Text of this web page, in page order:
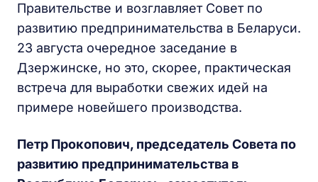
Правительстве и возглавляет Совет по
развитию предпринимательства в Беларуси.
23 августа очередное заседание в
Дзержинске, но это, скорее, практическая
встреча для выработки свежих идей на
примере новейшего производства.
Петр Прокопович, председатель Совета по
развитию предпринимательства в